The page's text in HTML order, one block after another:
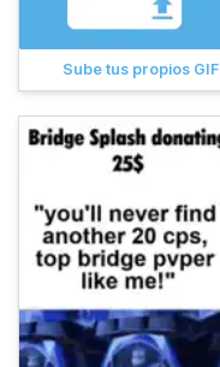
Sube tus propios GIF